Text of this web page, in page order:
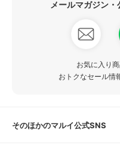
メールマガジン・
お気に入り
おトクなセール情
そのほかのマルイ公式SNS